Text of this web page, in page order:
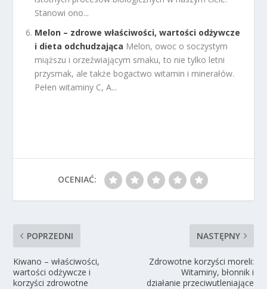
Stanowi ono...
Melon – zdrowe właściwości, wartości odżywcze
i dieta odchudzająca Melon, owoc o soczystym
miąższu i orzeźwiającym smaku, to nie tylko letni
przysmak, ale także bogactwo witamin i minerałów.
Pełen witaminy C, A...
OCENIAĆ:
POPRZEDNI
Kiwano – właściwości,
wartości odżywcze i
korzyści zdrowotne
NASTĘPNY
Zdrowotne korzyści moreli:
Witaminy, błonnik i
działanie przeciwutleniające